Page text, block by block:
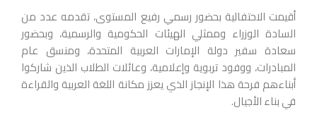
أقيمت الاحتفالية بحضور رسمي رفيع المستوى، تقدمه عدد من
السادة الوزراء وممثلي الهيئات الحكومية والرسمية، وبحضور
سعادة سفير دولة الإمارات العربية المتحدة، ومنسق عام
المبادرات، ووفود تربوية وإعلامية، وعائلات الطلاب الذين شاركوا
أبناءهم فرحة هذا الإنجاز الذي يعزز مكانة اللغة العربية والقراءة
في بناء الأجيال.